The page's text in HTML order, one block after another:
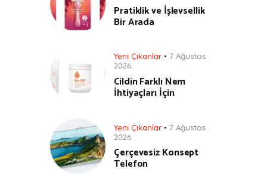
Pratiklik ve İşlevsellik
Bir Arada
Yeni Çıkanlar
7 Ağustos
2026
Cildin Farklı Nem
İhtiyaçları İçin
Yeni Çıkanlar
7 Ağustos
2026
Çerçevesiz Konsept
Telefon